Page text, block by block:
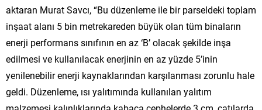
aktaran Murat Savcı, “Bu düzenleme ile bir parseldeki toplam
inşaat alanı 5 bin metrekareden büyük olan tüm binaların
enerji performans sınıfının en az ‘B’ olacak şekilde inşa
edilmesi ve kullanılacak enerjinin en az yüzde 5’inin
yenilenebilir enerji kaynaklarından karşılanması zorunlu hale
geldi. Düzenleme, ısı yalıtımında kullanılan yalıtım